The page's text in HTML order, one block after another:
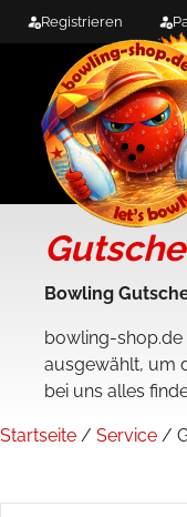
Zum
springen
Registrieren
Bowling
bowling-shop.de
ausgewählt, um
bei uns alles
Startseite / Service /